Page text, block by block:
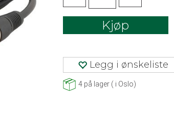
Kjøp
Legg i ønskeliste
4 på lager ( i Oslo)